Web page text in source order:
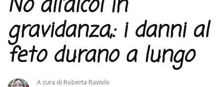
gravidanza,: i danni al
feto durano a lungo
A cura di Roberta Raviolo